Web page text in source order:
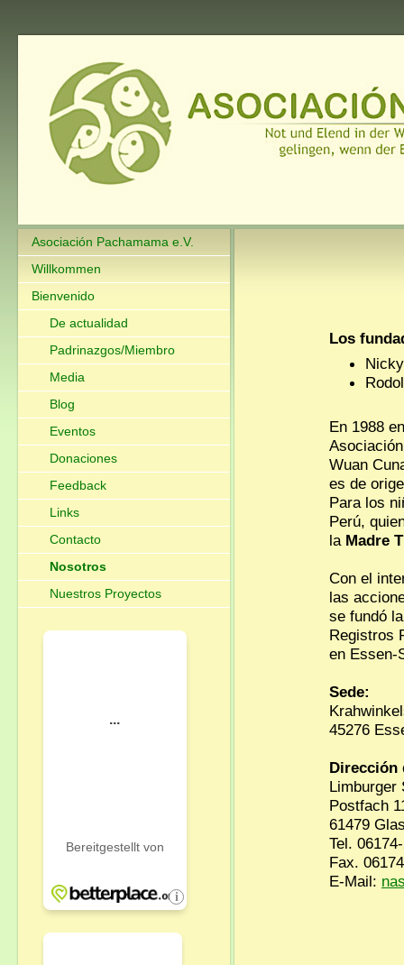
Asociación Pachamama e.V.
Willkommen
Bienvenido
De actualidad
Padrinazgos/Miembro
Media
Blog
Eventos
Donaciones
Feedback
Links
Contacto
Nosotros
Nuestros Proyectos
Los
En 1988
Wuan
es de
Para los
Perú,
la Madre
Con el
las
se fundó
Registros
en Essen-
Sede:
45276
Dirección
Limburger
Postfach
61479
Tel.
Fax.
E-Mail: